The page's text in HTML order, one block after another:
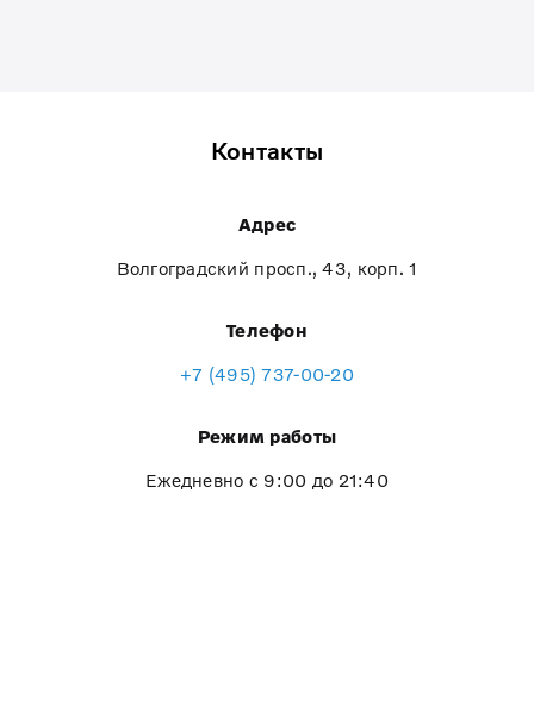
Контакты
Адрес
Волгоградский просп., 43, корп. 1
Телефон
+7 (495) 737-00-20
Режим работы
Ежедневно с 9:00 до 21:40